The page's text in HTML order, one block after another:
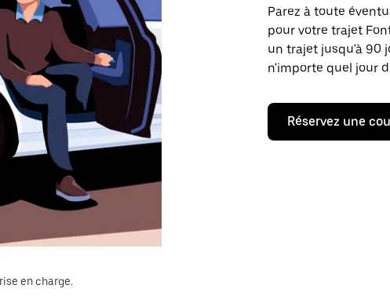
Parez à toute
pour votre trajet
un trajet jusqu'à 90
n'importe quel jour
Réservez une
en charge.